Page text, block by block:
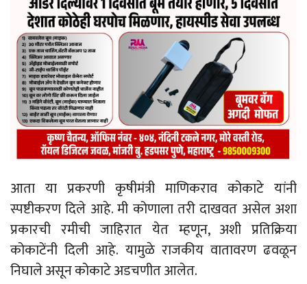
आता या प्रकरणी कृषीमंत्री माणिकराव कोकाटे यांनी
स्पष्टीकरण दिले आहे. मी कोणाला तरी दाखवत असेल अशा
प्रकारची रमीची जाहिरात येत म्हणून, अशी प्रतिक्रिया
कोकाटेंनी दिली आहे. यामुळे राजकीय वातावरण ढवळून
निघाले असून कोकाटे अडचणीत आलेत.